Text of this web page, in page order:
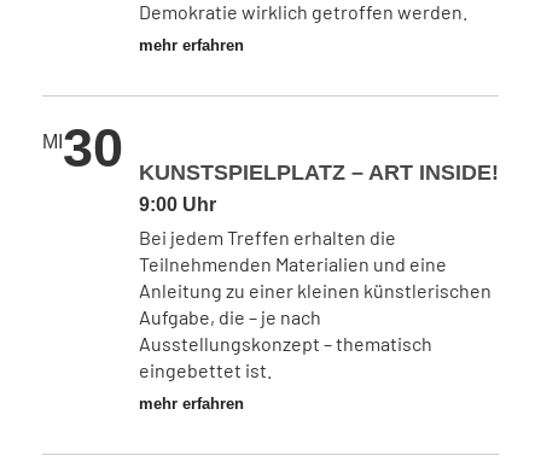
Demokratie wirklich getroffen werden.
mehr erfahren
MI 30 KUNSTSPIELPLATZ – ART INSIDE!
9:00 Uhr
Bei jedem Treffen erhalten die
Teilnehmenden Materialien und eine
Anleitung zu einer kleinen künstlerischen
Aufgabe, die – je nach
Ausstellungskonzept – thematisch
eingebettet ist.
mehr erfahren